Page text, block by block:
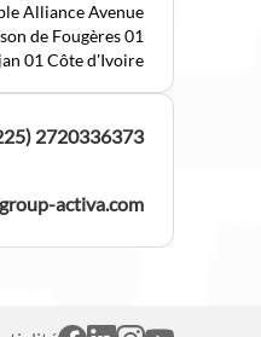
Alliance Avenue
de Fougères 01
01 Côte d'Ivoire
2720336373
activa.com